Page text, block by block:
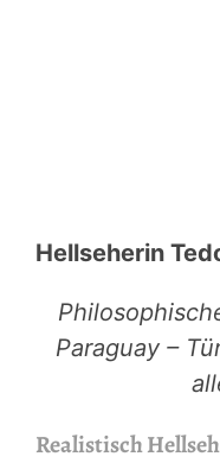
Hellseherin
Paraguay –
Realistisch